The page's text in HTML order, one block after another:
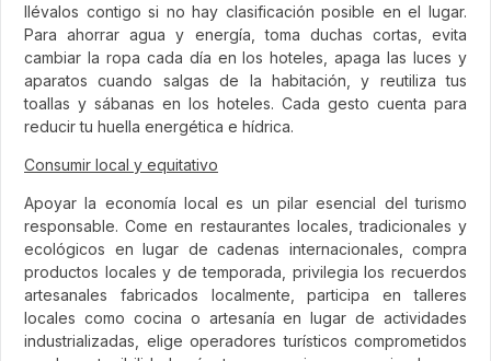
llévalos contigo si no hay clasificación posible en el lugar.
Para ahorrar agua y energía, toma duchas cortas, evita
cambiar la ropa cada día en los hoteles, apaga las luces y
aparatos cuando salgas de la habitación, y reutiliza tus
toallas y sábanas en los hoteles. Cada gesto cuenta para
reducir tu huella energética e hídrica.
Consumir local y equitativo
Apoyar la economía local es un pilar esencial del turismo
responsable. Come en restaurantes locales, tradicionales y
ecológicos en lugar de cadenas internacionales, compra
productos locales y de temporada, privilegia los recuerdos
artesanales fabricados localmente, participa en talleres
locales como cocina o artesanía en lugar de actividades
industrializadas, elige operadores turísticos comprometidos